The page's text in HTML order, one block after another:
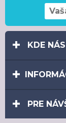
KDE
PRE